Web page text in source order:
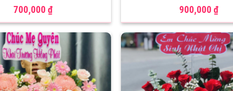
700,000 ₫ 900,000₫